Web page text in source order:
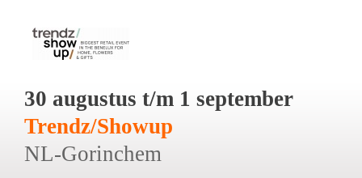
30 augustus t/m 1 september
Trendz/Showup
NL-Gorinchem